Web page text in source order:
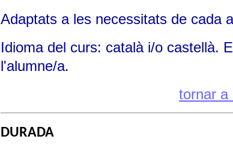
Adaptats a les necessitats de cada
Idioma del curs: català i/o castellà.
l'alumne/a.
tornar a
DURADA